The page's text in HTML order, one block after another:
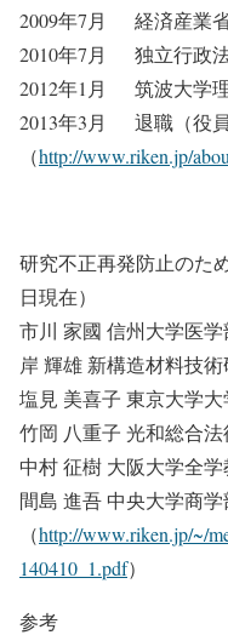
2009年7月 経済産業省
2010年7月 独立行政
2012年1月 筑波大学
2013年3月 退職（役員
（http://www.riken.jp/
研究不正再発防止のた
日現在）
市川 家國 信州大学医
岸 輝雄 新構造材料技
塩見 美喜子 東京大学
竹岡 八重子 光和総合
中村 征樹 大阪大学全
間島 進吾 中央大学商
（http://www.riken.jp/~/
140410_1.pdf）
参考